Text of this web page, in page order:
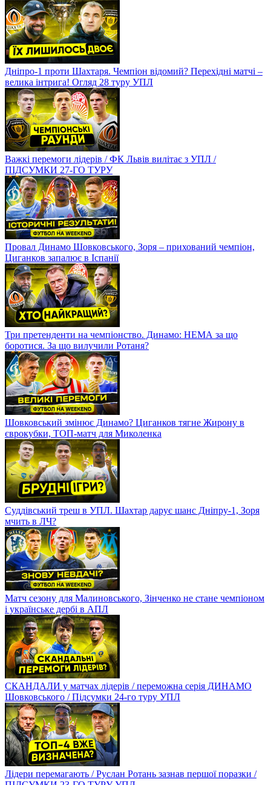
Дніпро-1 проти Шахтаря. Чемпіон відомий? Перехідні матчі –
велика інтрига! Огляд 28 туру УПЛ
Важкі перемоги лідерів / ФК Львів вилітає з УПЛ /
ПІДСУМКИ 27-ГО ТУРУ
Провал Динамо Шовковського, Зоря – прихований чемпіон,
Циганков запалює в Іспанії
Три претенденти на чемпіонство. Динамо: НЕМА за що
боротися. За що вилучили Ротаня?
Шовковський змінює Динамо? Циганков тягне Жирону в
єврокубки, ТОП-матч для Миколенка
Суддівський треш в УПЛ. Шахтар дарує шанс Дніпру-1, Зоря
мчить в ЛЧ?
Матч сезону для Малиновського, Зінченко не стане чемпіоном
і українське дербі в АПЛ
СКАНДАЛИ у матчах лідерів / переможна серія ДИНАМО
Шовковського / Підсумки 24-го туру УПЛ
Лідери перемагають / Руслан Ротань зазнав першої поразки /